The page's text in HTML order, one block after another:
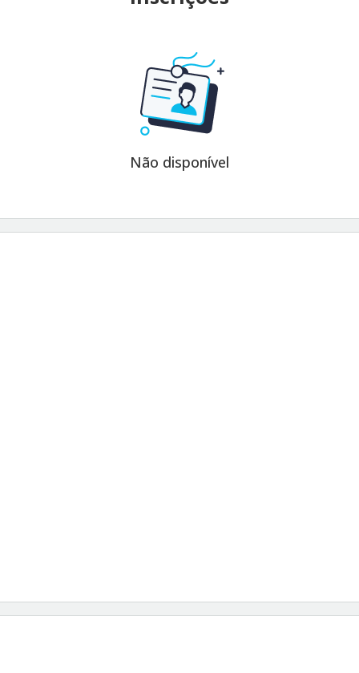
Não disponível